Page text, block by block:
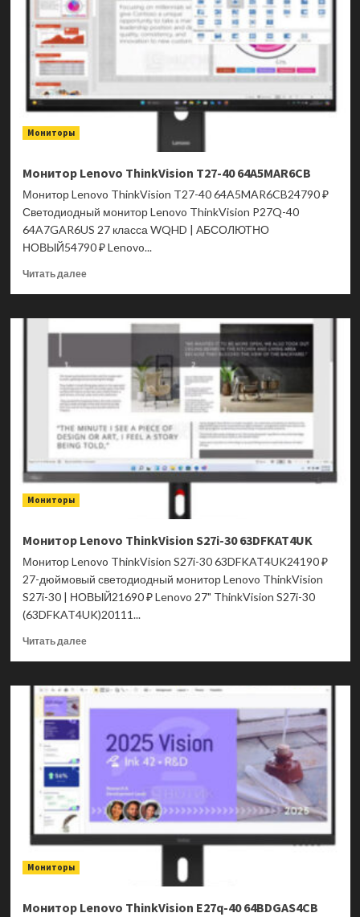
Мониторы
Монитор Lenovo ThinkVision T27-40 64A5MAR6CB
Монитор Lenovo ThinkVision T27-40 64A5MAR6CB24790 ₽
Светодиодный монитор Lenovo ThinkVision P27Q-40
64A7GAR6US 27 класса WQHD | АБСОЛЮТНО
НОВЫЙ54790 ₽ Lenovo...
Читать далееПрочитать
Монитор
Lenovo
40
64A5MAR6CB
Мониторы
Монитор Lenovo ThinkVision S27i-30 63DFKAT4UK
Монитор Lenovo ThinkVision S27i-30 63DFKAT4UK24190 ₽
27-дюймовый светодиодный монитор Lenovo ThinkVision
S27i-30 | НОВЫЙ21690 ₽ Lenovo 27" ThinkVision S27i-30
(63DFKAT4UK)20111...
Читать далееПрочитать
Монитор
63DFKAT4UK
Мониторы
Монитор Lenovo ThinkVision E27q-40 64BDGAS4CB